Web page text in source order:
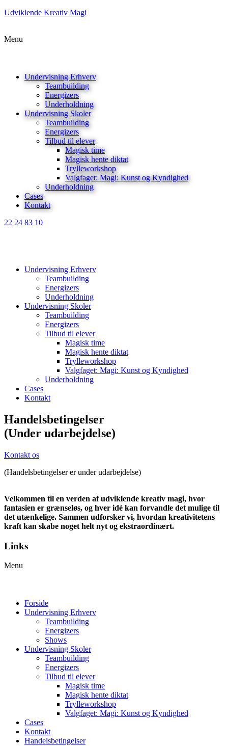
Udviklende Kreativ Magi
Menu
Undervisning Erhverv
Teambuilding
Energizers
Underholdning
Undervisning Skoler
Teambuilding
Energizers
Tilbud til elever
Magisk time
Magisk hente diktat
Trylleworkshop
Valgfaget: Magi: Kunst og Kyndighed
Underholdning
Cases
Kontakt
22 24 83 10
Undervisning Erhverv
Teambuilding
Energizers
Underholdning
Undervisning Skoler
Teambuilding
Energizers
Tilbud til elever
Magisk time
Magisk hente diktat
Trylleworkshop
Valgfaget: Magi: Kunst og Kyndighed
Underholdning
Cases
Kontakt
Handelsbetingelser
(Under udarbejdelse)
Kontakt os
(Handelsbetingelser er under udarbejdelse)
Velkommen til en verden af udviklende kreativ magi, hvor
fantasien er grænseløs, og hver idé kan forvandle det mulige til
det utænkelige. Sammen udforsker vi, hvordan kreativitetens
kraft kan skabe noget helt nyt og ekstraordinært.
Links
Menu
Forside
Undervisning Erhverv
Teambuilding
Energizers
Shows
Undervisning Skoler
Teambuilding
Energizers
Tilbud til elever
Magisk time
Magisk hente diktat
Trylleworkshop
Valgfaget: Magi: Kunst og Kyndighed
Cases
Kontakt
Handelsbetingelser